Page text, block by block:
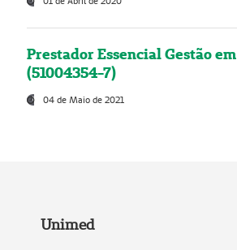
Prestador Essencial Gestão
(51004354-7)
04 de Maio de 2021
Unimed